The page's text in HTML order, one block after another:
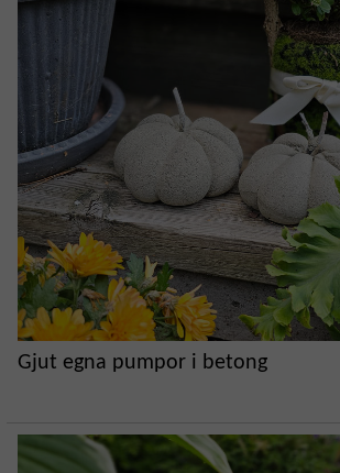
Gjut egna pumpor i betong